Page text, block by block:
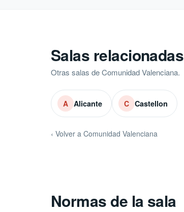
Salas relacionadas
Otras salas de Comunidad Valenciana.
A Alicante C Castellon
‹ Volver a Comunidad Valenciana
Normas de la sala